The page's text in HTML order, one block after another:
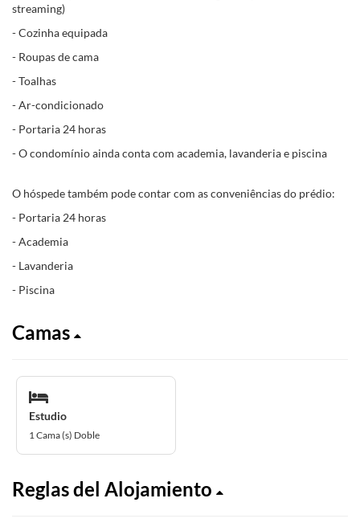
streaming)
- Cozinha equipada
- Roupas de cama
- Toalhas
- Ar-condicionado
- Portaria 24 horas
- O condomínio ainda conta com academia, lavanderia e piscina
O hóspede também pode contar com as conveniências do prédio:
- Portaria 24 horas
- Academia
- Lavanderia
- Piscina
Camas
Estudio
1 Cama (s) Doble
Reglas del Alojamiento